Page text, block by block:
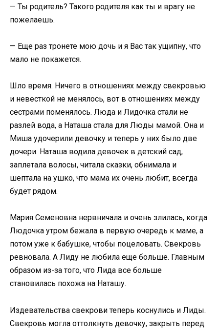
— Ты родитель? Такого родителя как ты и врагу не
пожелаешь.
— Еще раз тронете мою дочь и я Вас так ущипну, что
мало не покажется.
Шло время. Ничего в отношениях между свекровью
и невесткой не менялось, вот в отношениях между
сестрами поменялось. Люда и Лидочка стали не
разлей вода, а Наташа стала для Люды мамой. Она и
Миша удочерили девочку и теперь у них было две
дочери. Наташа водила девочек в детский сад,
заплетала волосы, читала сказки, обнимала и
шептала на ушко, что мама их очень любит, всегда
будет рядом.
Мария Семеновна нервничала и очень злилась, когда
Людочка утром бежала в первую очередь к маме, а
потом уже к бабушке, чтобы поцеловать. Свекровь
ревновала. А Лиду не любила еще больше. Главным
образом из-за того, что Лида все больше
становилась похожа на Наташу.
Издевательства свекрови теперь коснулись и Лиды.
Свекровь могла оттолкнуть девочку, закрыть перед